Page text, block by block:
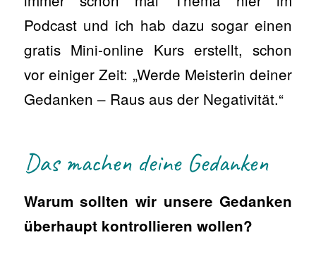
Podcast und ich hab dazu sogar einen
gratis Mini-online Kurs erstellt, schon
vor einiger Zeit: „Werde Meisterin deiner
Gedanken – Raus aus der Negativität.“
Das machen deine Gedanken
Warum sollten wir unsere Gedanken
überhaupt kontrollieren wollen?